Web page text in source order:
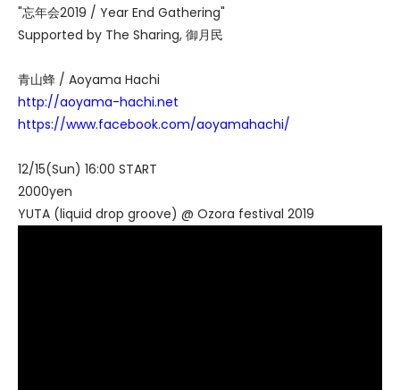
"忘年会2019 / Year End Gathering"
Supported by The Sharing, 御月民
青山蜂 / Aoyama Hachi
http://aoyama-hachi.net
https://www.facebook.com/aoyamahachi/
12/15(Sun) 16:00 START
2000yen
YUTA (liquid drop groove) @ Ozora festival 2019